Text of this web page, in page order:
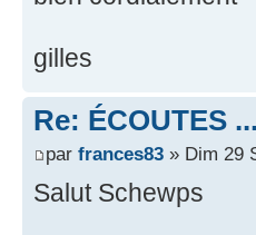
gilles
Re: ÉCOUTES
par frances83 » Dim 29
Salut Schewps